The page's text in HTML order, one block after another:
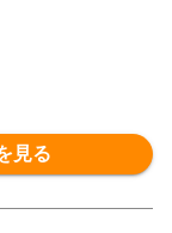
大容量 Cotton Pul
沖縄は990円加
見る